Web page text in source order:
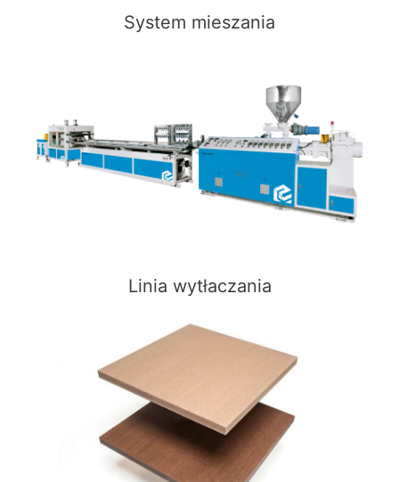
System mieszania
Linia wytłaczania